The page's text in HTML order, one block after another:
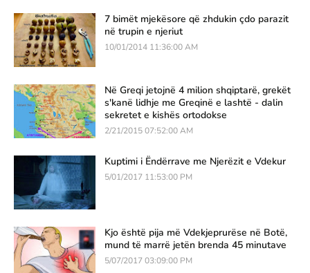
7 bimët mjekësore që zhdukin çdo parazit
në trupin e njeriut
10/01/2014 11:36:00 AM
Në Greqi jetojnë 4 milion shqiptarë, grekët
s'kanë lidhje me Greqinë e lashtë - dalin
sekretet e kishës ortodokse
2/21/2015 07:52:00 AM
Kuptimi i Ëndërrave me Njerëzit e Vdekur
5/01/2017 11:53:00 PM
Kjo është pija më Vdekjeprurëse në Botë,
mund të marrë jetën brenda 45 minutave
5/07/2017 03:09:00 PM